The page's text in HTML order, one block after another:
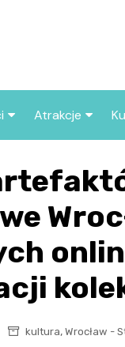
Atrakcje
we Wrocławiu
Co warto
Wrocławiu?
kultura, Wrocław -